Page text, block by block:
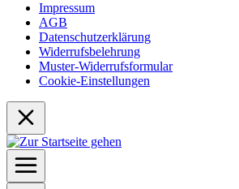
Impressum
AGB
Datenschutzerklärung
Widerrufsbelehrung
Muster-Widerrufsformular
Cookie-Einstellungen